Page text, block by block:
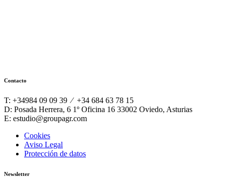
Contacto
T: +34984 09 09 39 ⁄ +34 684 63 78 15
D: Posada Herrera, 6 1º Oficina 16 33002 Oviedo, Asturias
E: estudio@groupagr.com
Cookies
Aviso Legal
Protección de datos
Newsletter